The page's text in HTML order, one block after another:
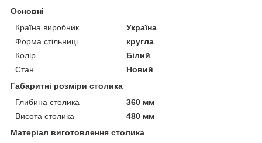
Основні
Країна виробник
Україна
Форма стільниці
кругла
Колір
Білий
Стан
Новий
Габаритні розміри столика
Глибина столика
360 мм
Висота столика
480 мм
Матеріал виготовлення столика